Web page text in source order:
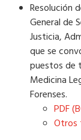
Resolución
General de
Justicia,
que se
puestos de
Medicina
Forenses.
PDF
Otros